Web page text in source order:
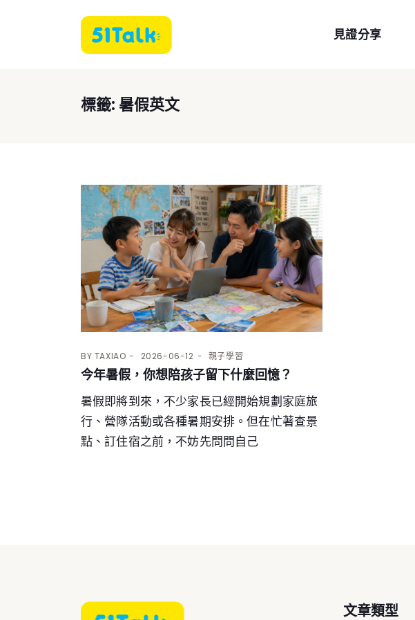
見證分享
標籤:暑假英文
BY TAXIAO 2026-06-12 親子學習
今年暑假，你想陪孩子留下什麼回憶？
暑假即將到來，不少家長已經開始規劃家庭旅
行、營隊活動或各種暑期安排。但在忙著查景
點、訂住宿之前，不妨先問問自己
文章類型